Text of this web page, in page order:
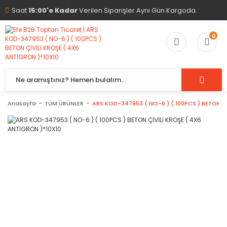
Saat15:00'e KadarVerilen Siparişler Aynı Gün Kargoda.
0
Anasayfa TÜM ÜRÜNLER ARS KOD-347953 ( NO-6 ) ( 100PCS ) BETON